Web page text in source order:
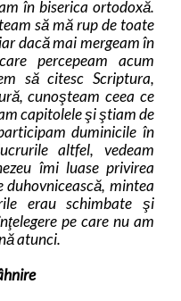
în biserica ortodoxă.
să mă rup de toate
dacă mai mergeam în
percepeam acum
să citesc Scriptura,
cunoşteam ceea ce
capitolele şi ştiam de
duminicile în
altfel, vedeam
îmi luase privirea
mintea
erau schimbate şi
pe care nu am
atunci.